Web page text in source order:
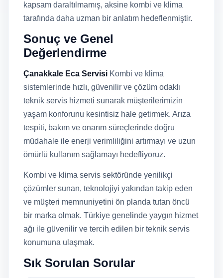
kapsam daraltılmamış, aksine kombi ve klima
tarafında daha uzman bir anlatım hedeflenmiştir.
Sonuç ve Genel
Değerlendirme
Çanakkale Eca Servisi Kombi ve klima
sistemlerinde hızlı, güvenilir ve çözüm odaklı
teknik servis hizmeti sunarak müşterilerimizin
yaşam konforunu kesintisiz hale getirmek. Arıza
tespiti, bakım ve onarım süreçlerinde doğru
müdahale ile enerji verimliliğini artırmayı ve uzun
ömürlü kullanım sağlamayı hedefliyoruz.
Kombi ve klima servis sektöründe yenilikçi
çözümler sunan, teknolojiyi yakından takip eden
ve müşteri memnuniyetini ön planda tutan öncü
bir marka olmak. Türkiye genelinde yaygın hizmet
ağı ile güvenilir ve tercih edilen bir teknik servis
konumuna ulaşmak.
Sık Sorulan Sorular